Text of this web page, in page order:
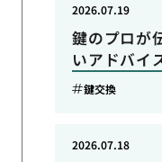
鍵のプロが
いアドバイ
2026.07.19
鍵交換
2026.07.18